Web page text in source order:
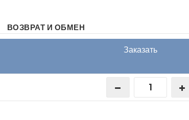
ВОЗВРАТ И ОБМЕН
Заказать